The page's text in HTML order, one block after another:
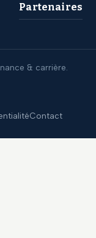
Partenaires
& carrière.
Contact